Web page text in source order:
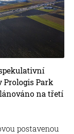
Prologis Park
na třetí
postavenou